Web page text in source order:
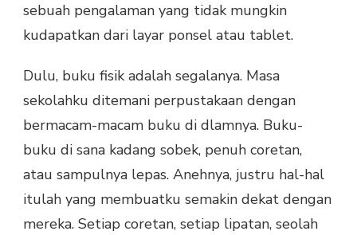
sebuah pengalaman yang tidak mungkin
kudapatkan dari layar ponsel atau tablet.
Dulu, buku fisik adalah segalanya. Masa
sekolahku ditemani perpustakaan dengan
bermacam-macam buku di dlamnya. Buku-
buku di sana kadang sobek, penuh coretan,
atau sampulnya lepas. Anehnya, justru hal-hal
itulah yang membuatku semakin dekat dengan
mereka. Setiap coretan, setiap lipatan, seolah